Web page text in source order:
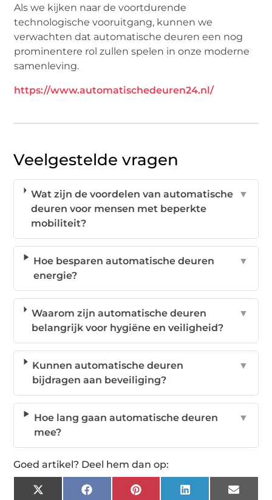
Als we kijken naar de voortdurende
technologische vooruitgang, kunnen we
verwachten dat automatische deuren een nog
prominentere rol zullen spelen in onze moderne
samenleving.
https://www.automatischedeuren24.nl/
Veelgestelde vragen
Wat zijn de voordelen van automatische
deuren voor mensen met beperkte
mobiliteit?
▼
Hoe besparen automatische deuren
energie?
▼
Waarom zijn automatische deuren
belangrijk voor hygiëne en veiligheid?
▼
Kunnen automatische deuren
bijdragen aan beveiliging?
▼
Hoe lang gaan automatische deuren
mee?
▼
Goed artikel? Deel hem dan op:
X
FacebookPinterestLinkedIn Email